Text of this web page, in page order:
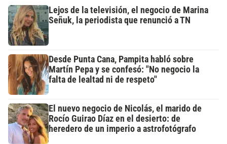
Lejos de la televisión, el negocio de Marina
Señuk, la periodista que renunció a TN
Desde Punta Cana, Pampita habló sobre
Martín Pepa y se confesó: "No negocio la
falta de lealtad ni de respeto"
El nuevo negocio de Nicolás, el marido de
Rocío Guirao Díaz en el desierto: de
heredero de un imperio a astrofotógrafo